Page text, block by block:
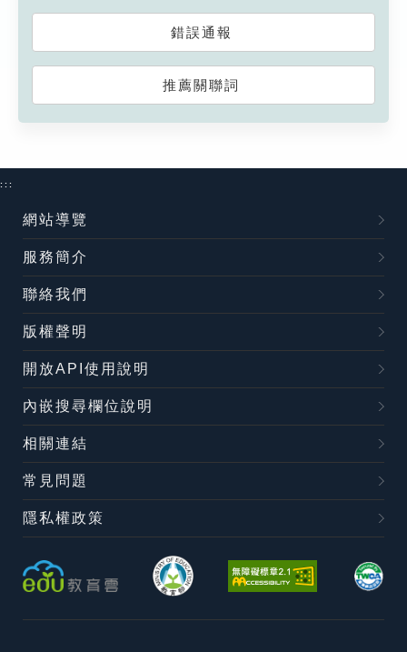
錯誤通報
推薦關聯詞
:::
網站導覽
服務簡介
聯絡我們
版權聲明
開放API使用說明
內嵌搜尋欄位說明
相關連結
常見問題
隱私權政策